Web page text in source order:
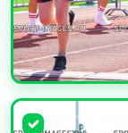
УВЕЛИЧИТЬ